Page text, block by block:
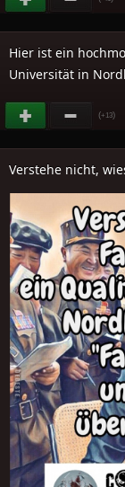
Hier ist ein
Universität in
(+13)
Verstehe nicht,